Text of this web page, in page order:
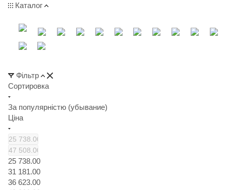
Каталог
Фільтр
Сортировка
За популярністю (убывание)
Ціна
25 738.00
31 181.00
36 623.00